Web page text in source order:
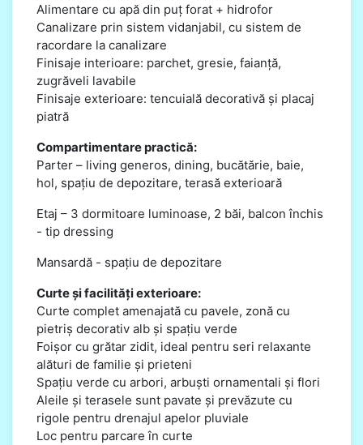
Alimentare cu apă din puț forat + hidrofor
Canalizare prin sistem vidanjabil, cu sistem de
racordare la canalizare
Finisaje interioare: parchet, gresie, faianță,
zugrăveli lavabile
Finisaje exterioare: tencuială decorativă și placaj
piatră
Compartimentare practică:
Parter – living generos, dining, bucătărie, baie,
hol, spațiu de depozitare, terasă exterioară
Etaj – 3 dormitoare luminoase, 2 băi, balcon închis
- tip dressing
Mansardă - spațiu de depozitare
Curte și facilități exterioare:
Curte complet amenajată cu pavele, zonă cu
pietriș decorativ alb și spațiu verde
Foișor cu grătar zidit, ideal pentru seri relaxante
alături de familie și prieteni
Spațiu verde cu arbori, arbuști ornamentali și flori
Aleile și terasele sunt pavate și prevăzute cu
rigole pentru drenajul apelor pluviale
Loc pentru parcare în curte